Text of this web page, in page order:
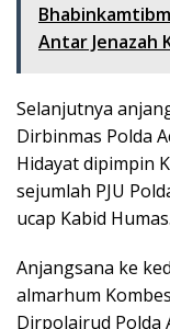
Antar Jenazah
Selanjutnya
Dirbinmas Polda
Hidayat dipimpin
sejumlah PJU
ucap Kabid Humas.
Anjangsana ke
almarhum
Dirpolairud Polda